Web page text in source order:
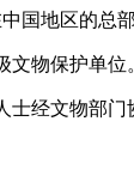
国地区的总部
物保护单位
经文物部门